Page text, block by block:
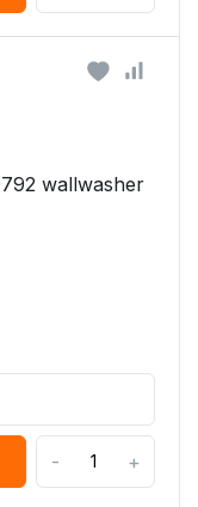
wallwasher
- +